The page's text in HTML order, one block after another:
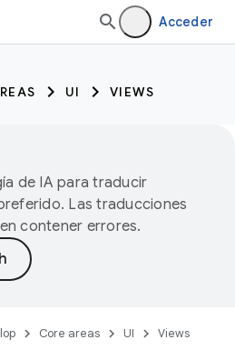
Acceder
UI VIEWS
de IA para traducir
Las traducciones
contener errores.
Core areas UI Views